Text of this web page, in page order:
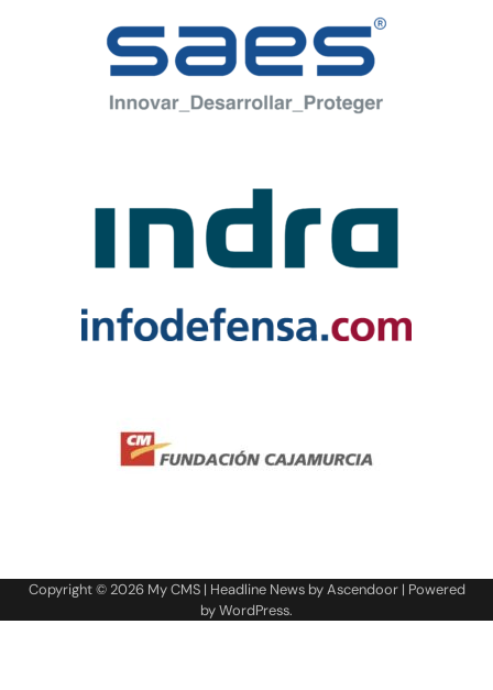
Copyright © 2026 My CMS| Headline News byAscendoor| Powered
byWordPress.